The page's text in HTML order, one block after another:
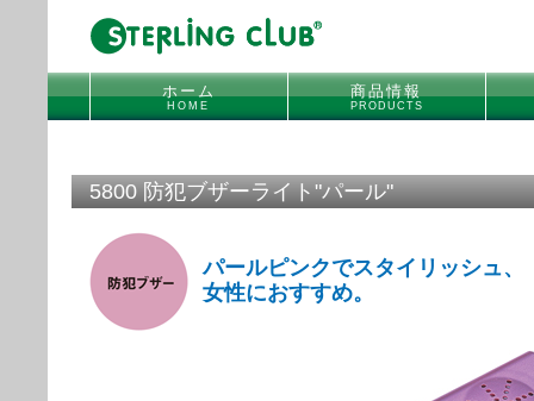
ホーム
HOME
商品情報
PRODUCTS
5800 防犯ブザーライト"パール"
パールピンクでスタイリッシュ、
女性におすすめ。